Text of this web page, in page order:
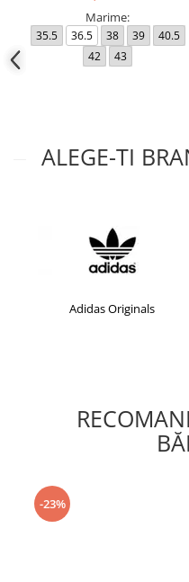
Marime:
35.5 36.5 38 39
40.5
42
43
ALEGE-TI
Adidas Originals
-23%